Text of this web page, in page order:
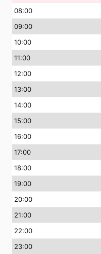
08:00
09:00
10:00
11:00
12:00
13:00
14:00
15:00
16:00
17:00
18:00
19:00
20:00
21:00
22:00
23:00